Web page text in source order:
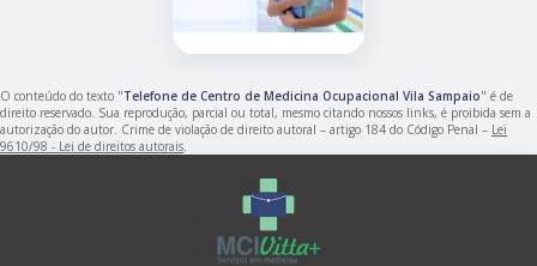
O conteúdo do texto "Telefone de Centro de Medicina Ocupacional Vila Sampaio" é de
direito reservado. Sua reprodução, parcial ou total, mesmo citando nossos links, é proibida sem a
autorização do autor. Crime de violação de direito autoral – artigo 184 do Código Penal – Lei
9610/98 - Lei de direitos autorais.